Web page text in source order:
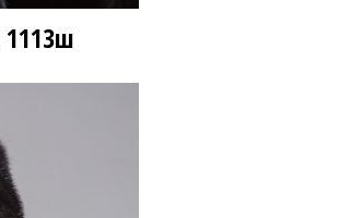
1113ш